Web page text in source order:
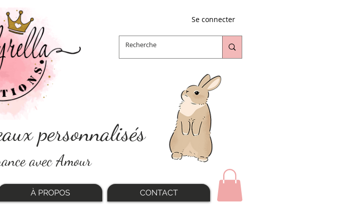
Se connecter
personnalisés
avec Amour
À PROPOS CONTACT